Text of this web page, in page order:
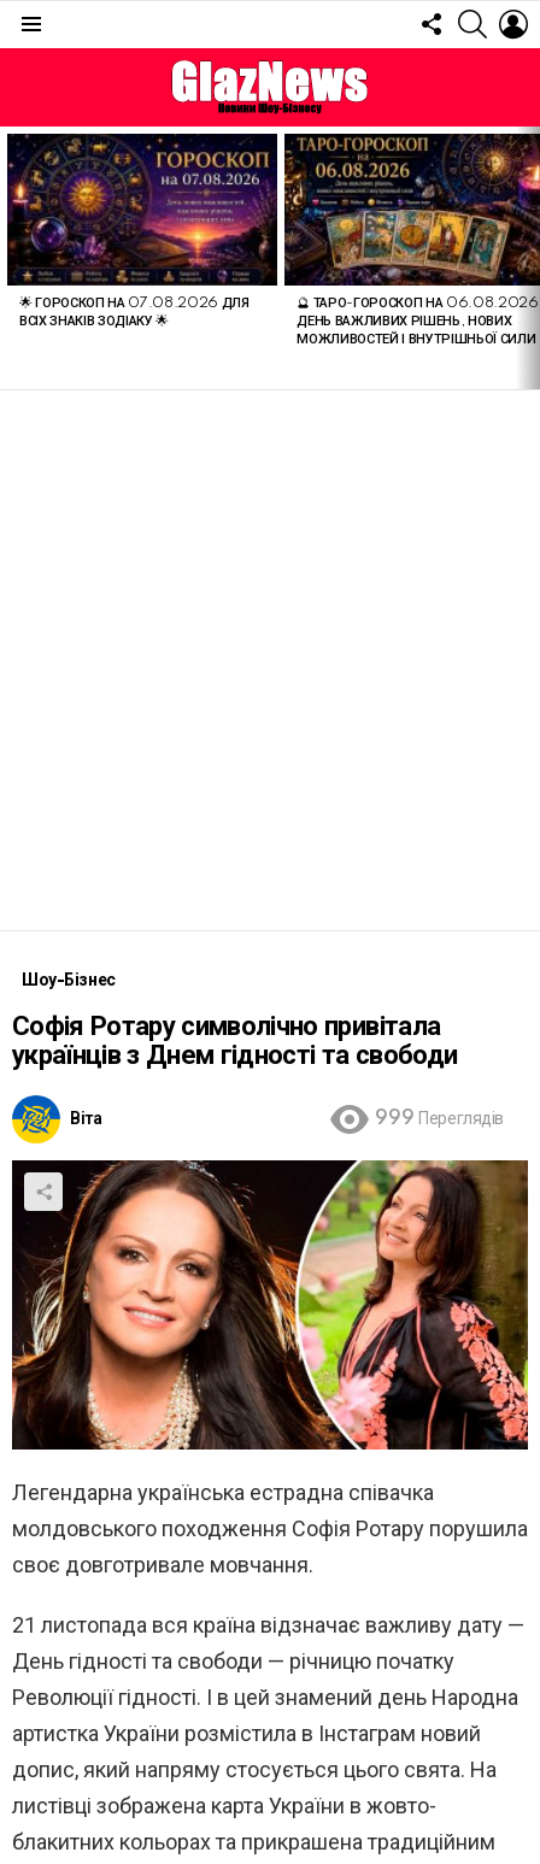
FOLLOW
US
ОСТАННІ
СТАТТІ
🌟 ГОРОСКОП НА 07.08.2026 ДЛЯ
ВСІХ ЗНАКІВ ЗОДІАКУ 🌟
🔮 ТАРО-ГОРОСКОП НА
ДЕНЬ ВАЖЛИВИХ РІШЕНЬ, НОВИХ
МОЖЛИВОСТЕЙ І ВНУТРІШНЬОЇ СИЛИ
Шоу-Бізнес
Софія Ротару символічно привітала
українців з Днем гідності та свободи
Віта 999 Переглядів
Легендарна українська естрадна співачка
молдовського походження Софія Ротару порушила
своє довготривале мовчання.
21 листопада вся країна відзначає важливу дату —
День гідності та свободи — річницю початку
Революції гідності. І в цей знамений день Народна
артистка України розмістила в Інстаграм новий
допис, який напряму стосується цього свята. На
листівці зображена карта України в жовто-
блакитних кольорах та прикрашена традиційним